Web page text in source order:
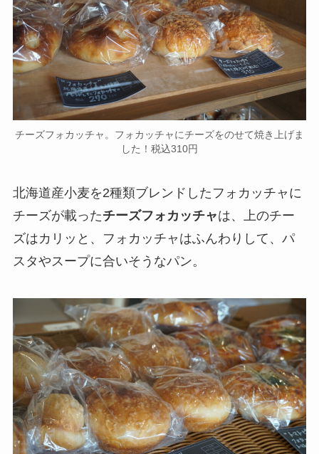
チーズフォカッチャ。フォカッチャにチーズをのせて焼き上げま
した！税込310円
北海道産小麦を2種類ブレンドしたフォカッチャに
チーズが載ったチーズフォカッチャは、上のチー
ズはカリッと、フォカッチャはふんわりして、パ
スタやスープに合いそうなパン。